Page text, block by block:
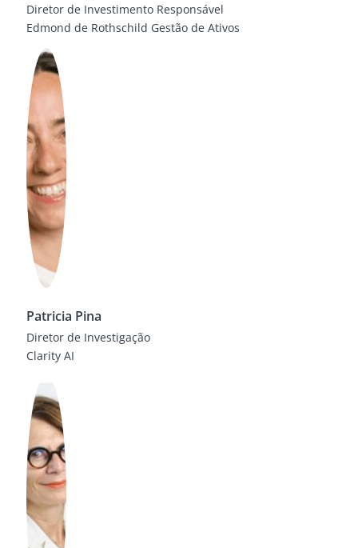
Diretor de Investimento Responsável
Edmond de Rothschild Gestão de Ativos
Patricia Pina
Diretor de Investigação
Clarity AI